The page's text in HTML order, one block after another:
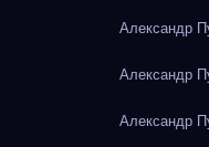
Александр
Александр
Александр